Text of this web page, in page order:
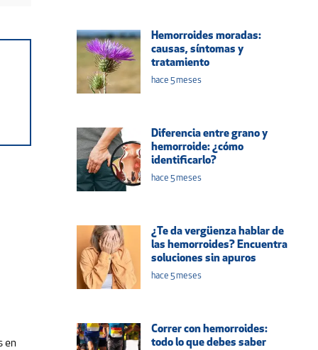
en
Hemorroides moradas:
causas, síntomas y
tratamiento
hace 5 meses
Diferencia entre grano y
hemorroide: ¿cómo
identificarlo?
hace 5 meses
¿Te da vergüenza hablar de
las hemorroides? Encuentra
soluciones sin apuros
hace 5 meses
Correr con hemorroides:
todo lo que debes saber